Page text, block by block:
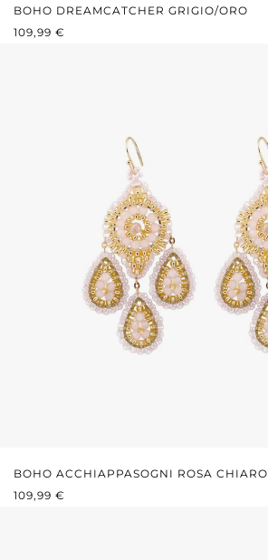
BOHO DREAMCATCHER GRIGIO/ORO
PREZZO NORMALE:
109,99 €
BOHO ACCHIAPPASOGNI ROSA CHIARO
PREZZO NORMALE:
109,99 €